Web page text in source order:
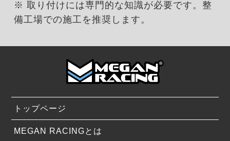
※ 取り付けには専門的な知識が必要です。整
備工場での施工を推奨します。
トップページ
MEGAN RACINGとは